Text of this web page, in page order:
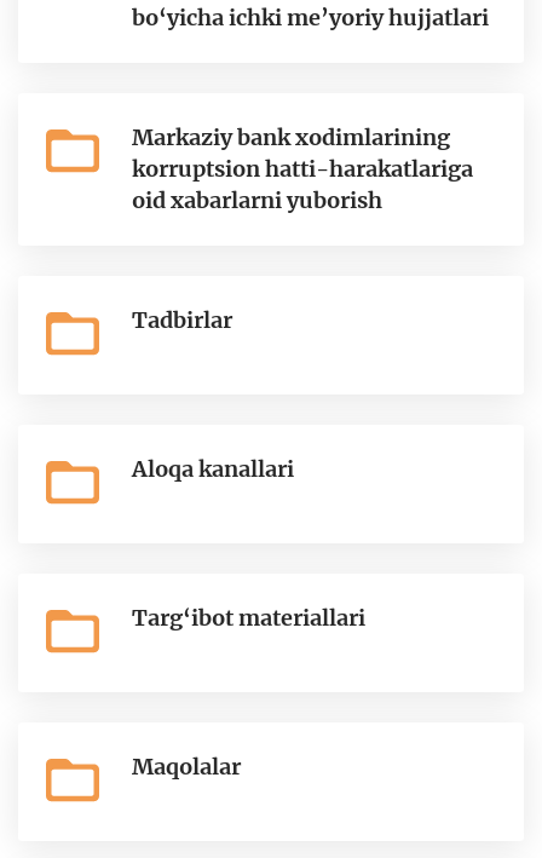
bo‘yicha ichki me’yoriy hujjatlari
Markaziy bank xodimlarining
korruptsion hatti-harakatlariga
oid xabarlarni yuborish
Tadbirlar
Aloqa kanallari
Targ‘ibot materiallari
Maqolalar